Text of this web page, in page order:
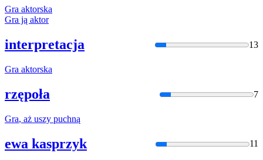
Gra aktorska
Gra ją aktor
interpretacja 13
Gra aktorska
rzępoła 7
Gra, aż uszy puchną
ewa kasprzyk 11